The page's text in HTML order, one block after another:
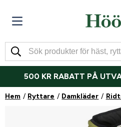
500 KR RABATT PÅ
Hem Ryttare Damkläder